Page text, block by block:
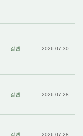
갈렙 2026.07.30
갈렙 2026.07.28
갈렙 2026.07.28